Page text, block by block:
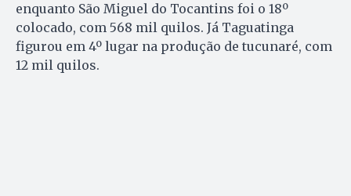
enquanto São Miguel do Tocantins foi o 18º
colocado, com 568 mil quilos. Já Taguatinga
figurou em 4º lugar na produção de tucunaré, com
12 mil quilos.